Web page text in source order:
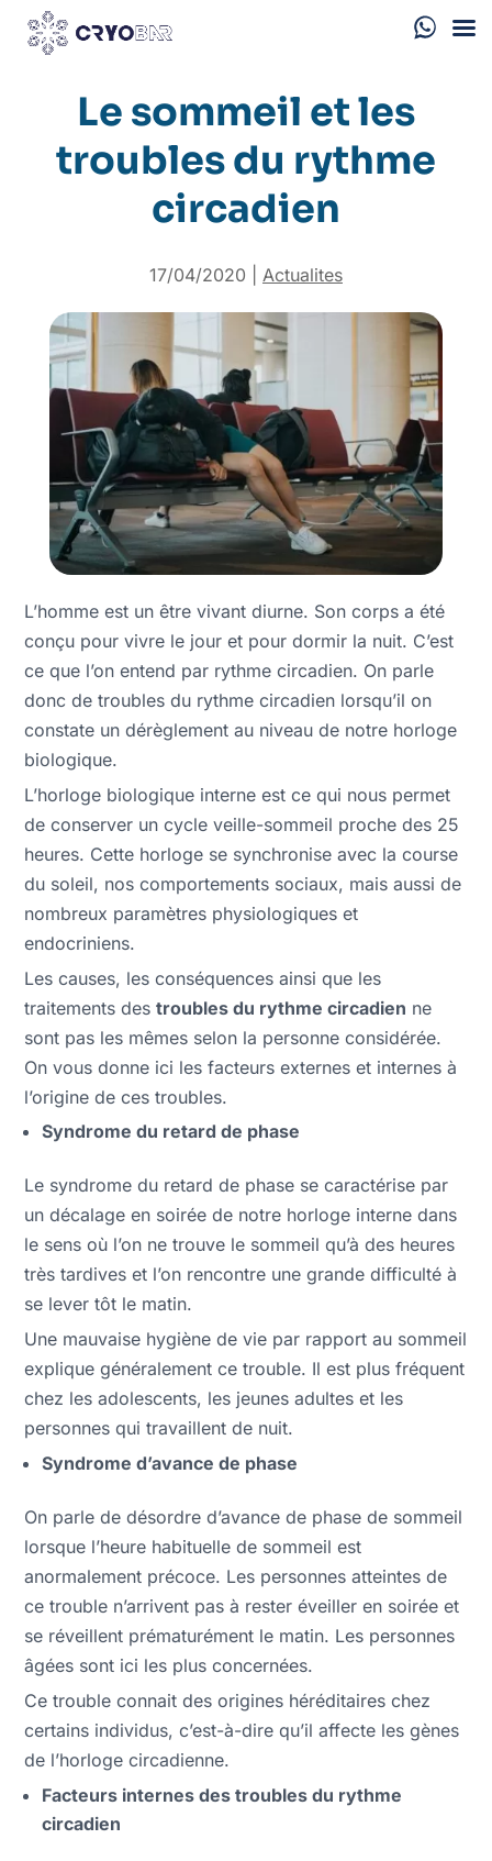
Le sommeil et les
troubles du rythme
circadien
17/04/2020 Actualites
L’homme est un être vivant diurne. Son corps a été
conçu pour vivre le jour et pour dormir la nuit. C’est
ce que l’on entend par rythme circadien. On parle
donc de troubles du rythme circadien lorsqu’il on
constate un dérèglement au niveau de notre horloge
biologique.
L’horloge biologique interne est ce qui nous permet
de conserver un cycle veille-sommeil proche des 25
heures. Cette horloge se synchronise avec la course
du soleil, nos comportements sociaux, mais aussi de
nombreux paramètres physiologiques et
endocriniens.
Les causes, les conséquences ainsi que les
traitements destroubles du rythme circadien ne
sont pas les mêmes selon la personne considérée.
On vous donne ici les facteurs externes et internes à
l’origine de ces troubles.
Syndrome du retard de phase
Le syndrome du retard de phase se caractérise par
un décalage en soirée de notre horloge interne dans
le sens où l’on ne trouve le sommeil qu’à des heures
très tardives et l’on rencontre une grande difficulté à
se lever tôt le matin.
Une mauvaise hygiène de vie par rapport au sommeil
explique généralement ce trouble. Il est plus fréquent
chez les adolescents, les jeunes adultes et les
personnes qui travaillent de nuit.
Syndrome d’avance de phase
On parle de désordre d’avance de phase de sommeil
lorsque l’heure habituelle de sommeil est
anormalement précoce. Les personnes atteintes de
ce trouble n’arrivent pas à rester éveiller en soirée et
se réveillent prématurément le matin. Les personnes
âgées sont ici les plus concernées.
Ce trouble connait des origines héréditaires chez
certains individus, c’est-à-dire qu’il affecte les gènes
de l’horloge circadienne.
Facteurs internes des troubles du rythme
circadien